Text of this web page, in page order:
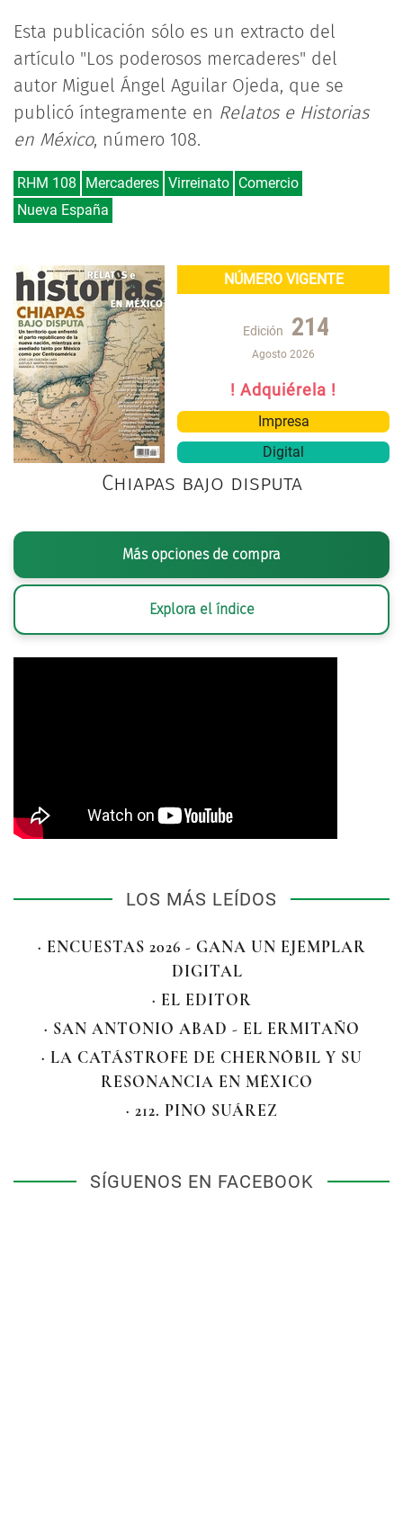
Esta publicación sólo es un extracto del
artículo "Los poderosos mercaderes" del
autor Miguel Ángel Aguilar Ojeda, que se
publicó íntegramente en Relatos e Historias
en México, número 108.
RHM 108 Mercaderes Virreinato Comercio
Nueva España
NÚMERO VIGENTE
Edición 214
Agosto 2026
! Adquiérela !
Impresa
Digital
Chiapas bajo disputa
Más opciones de compra
Explora el índice
LOS MÁS LEÍDOS
· ENCUESTAS 2026 - GANA UN EJEMPLAR
DIGITAL
· EL EDITOR
· SAN ANTONIO ABAD - EL ERMITAÑO
· LA CATÁSTROFE DE CHERNÓBIL Y SU
RESONANCIA EN MÉXICO
· 212. PINO SUÁREZ
SÍGUENOS EN FACEBOOK